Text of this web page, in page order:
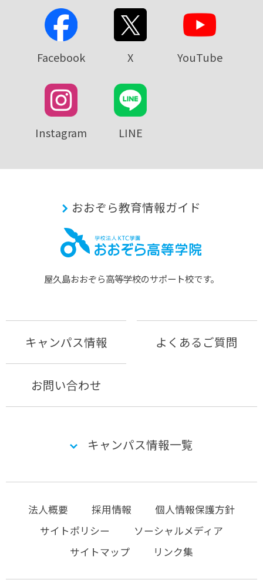
Facebook X YouTube
Instagram LINE
おおぞら教育情報ガイド
屋久島おおぞら⾼等学校のサポート校です。
キャンパス情報 よくあるご質問
お問い合わせ
キャンパス情報一覧
法人概要 採用情報
個人情報保護方針
サイトポリシー
ソーシャルメディア
サイトマップ
リンク集